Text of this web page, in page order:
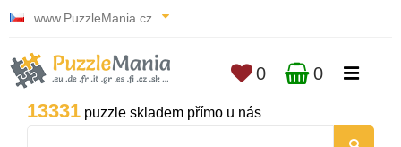
www.PuzzleMania.cz
13331 puzzle skladem přímo u nás
0 0